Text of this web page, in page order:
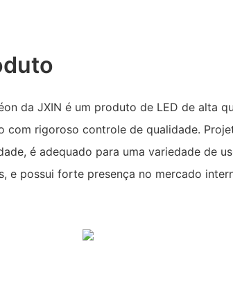
da JXIN é um produto de LED de alta
com rigoroso controle de qualidade.
é adequado para uma variedade de
e possui forte presença no mercado